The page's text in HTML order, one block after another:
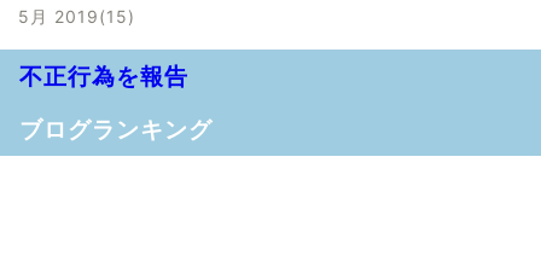
5月 2019 15
不正行為を報告
ブログランキング